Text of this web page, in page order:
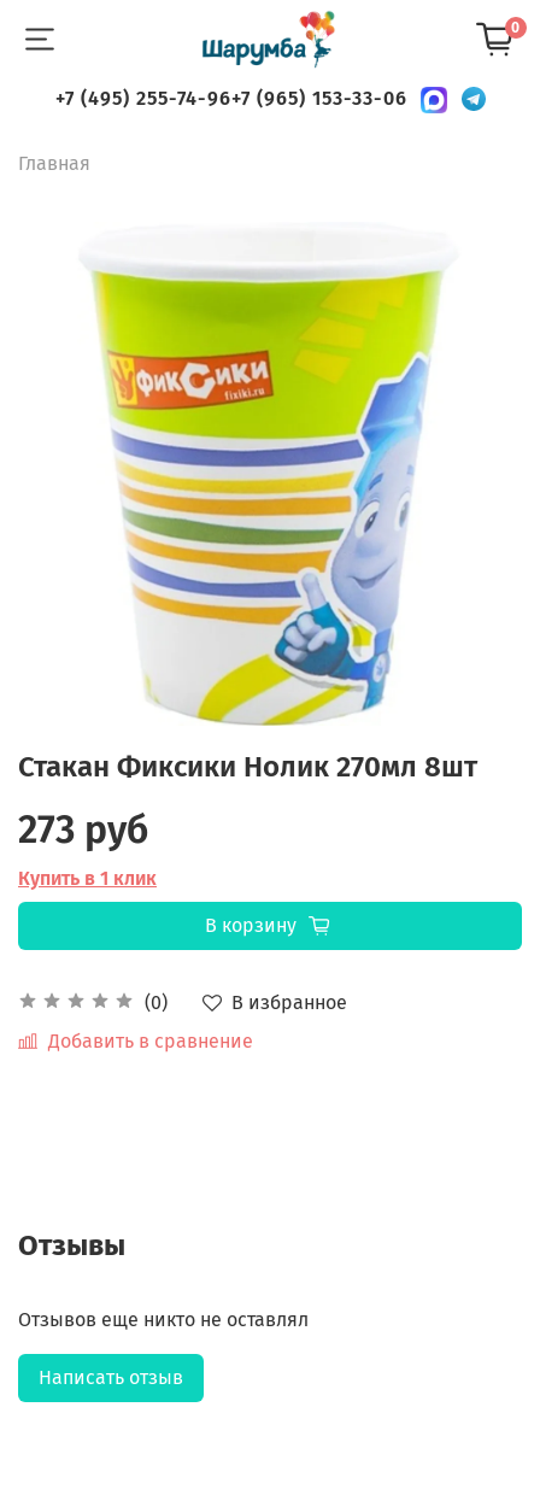
0
+7 (495) 255-74-96+7 (965) 153-33-06
Главная
Стакан Фиксики Нолик 270мл 8шт
(0)
В избранное
Добавить в сравнение
273 руб
Купить в 1 клик
В корзину
Отзывы
Отзывов еще никто не оставлял
Написать отзыв